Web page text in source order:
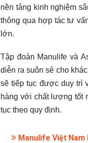
nền tảng kinh nghiệm
thông qua hợp tác tư
lớn.
Tập đoàn Manulife và
diễn ra suôn sẻ cho
sẽ tiếp tục được duy trì
hàng với chất lượng tốt
tục theo quy định.
Manulife Việt Nam